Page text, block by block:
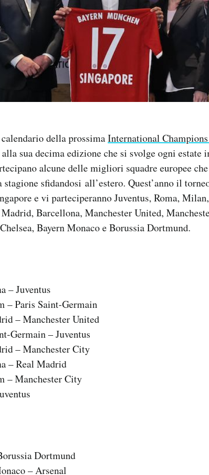
della prossimaInternational
sua decima edizione che si svolge ogni estate
alcune delle migliori squadre europee
sfidandosi all’estero. Quest’anno il
e vi parteciperanno Juventus, Roma,
Barcellona, Manchester United,
Bayern Monaco e Borussia Dortmund.
– Juventus
– Paris Saint-Germain
– Manchester United
Germain – Juventus
– Manchester City
– Real Madrid
– Manchester City
Dortmund
– Arsenal